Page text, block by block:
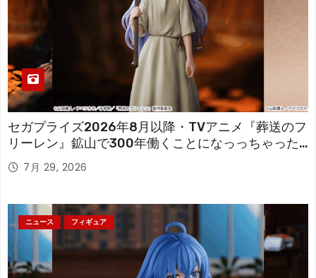
セガプライズ2026年8月以降・TVアニメ『葬送のフ
リーレン』鉱山で300年働くことになっっちゃった
「フリーレン」を立体化！
7月 29, 2026
ニュース フィギュア